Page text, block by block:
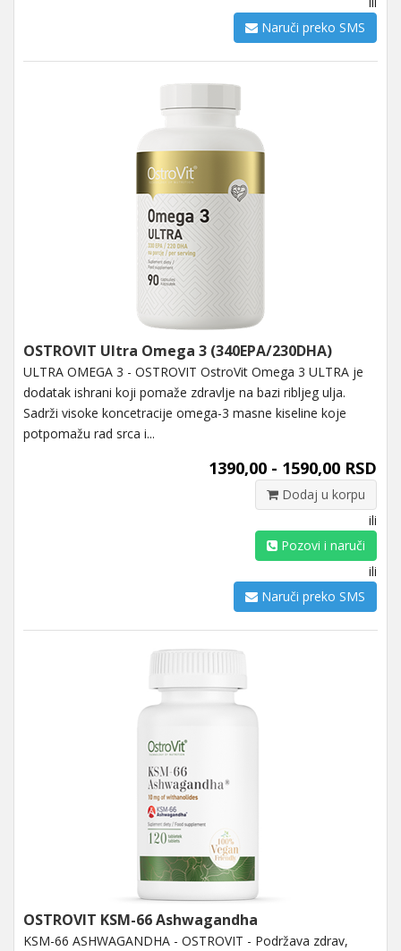
Naruči preko SMS
OSTROVIT Ultra Omega 3 (340EPA/230DHA)
ULTRA OMEGA 3 - OSTROVIT OstroVit Omega 3 ULTRA je
dodatak ishrani koji pomaže zdravlje na bazi ribljeg ulja.
Sadrži visoke koncetracije omega-3 masne kiseline koje
potpomažu rad srca i...
1390,00 - 1590,00 RSD
Dodaj u korpu
ili
Pozovi i naruči
ili
Naruči preko SMS
OSTROVIT KSM-66 Ashwagandha
KSM-66 ASHWAGANDHA - OSTROVIT - Podržava zdrav,